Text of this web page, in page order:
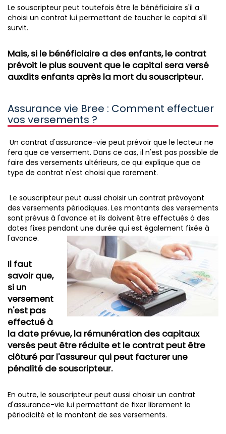
Le souscripteur peut toutefois être le bénéficiaire s'il a
choisi un contrat lui permettant de toucher le capital s'il
survit.
Mais, si le bénéficiaire a des enfants, le contrat
prévoit le plus souvent que le capital sera versé
auxdits enfants après la mort du souscripteur.
Assurance vie Bree : Comment effectuer
vos versements ?
Un contrat d'assurance-vie peut prévoir que le lecteur ne
fera que ce versement. Dans ce cas, il n'est pas possible de
faire des versements ultérieurs, ce qui explique que ce
type de contrat n'est choisi que rarement.
Le souscripteur peut aussi choisir un contrat prévoyant
des versements périodiques. Les montants des versements
sont prévus à l'avance et ils doivent être effectués à des
dates fixes pendant une durée qui est également fixée à
l'avance.
Il faut
savoir que,
si un
versement
n'est pas
effectué à
la date prévue, la rémunération des capitaux
versés peut être réduite et le contrat peut être
clôturé par l'assureur qui peut facturer une
pénalité de souscripteur.
En outre, le souscripteur peut aussi choisir un contrat
d'assurance-vie lui permettant de fixer librement la
périodicité et le montant de ses versements.